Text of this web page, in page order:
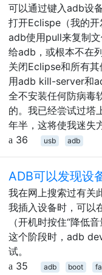
可以通过键入adb设
打开Eclispe（我的
adb使用pull来复制
给adb，或根本不在
关闭Eclipse和所有
用adb kill-server和
全不安装任何防病毒
的。我已经尝试过塔
年半，这将使我迷失
36
usb adb
ADB可以发现设
我在网上搜索过有关
我插入设备时，可
（开机时按住“降低
这个阶段时，adb
试。
35
adb boot